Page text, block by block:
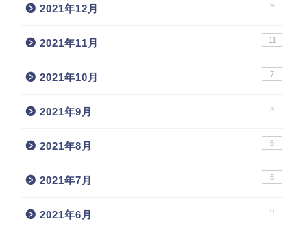
2021年12月 9
2021年11月 11
2021年10月 7
2021年9月 3
2021年8月 6
2021年7月 6
2021年6月 9